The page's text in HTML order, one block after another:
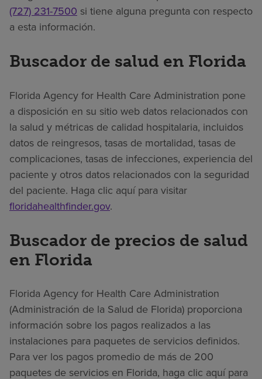
(727) 231-7500 si tiene alguna pregunta con respecto
a esta información.
Buscador de salud en Florida
Florida Agency for Health Care Administration pone
a disposición en su sitio web datos relacionados con
la salud y métricas de calidad hospitalaria, incluidos
datos de reingresos, tasas de mortalidad, tasas de
complicaciones, tasas de infecciones, experiencia del
paciente y otros datos relacionados con la seguridad
del paciente. Haga clic aquí para visitar
floridahealthfinder.gov.
Buscador de precios de salud
en Florida
Florida Agency for Health Care Administration
(Administración de la Salud de Florida) proporciona
información sobre los pagos realizados a las
instalaciones para paquetes de servicios definidos.
Para ver los pagos promedio de más de 200
paquetes de servicios en Florida, haga clic aquí para